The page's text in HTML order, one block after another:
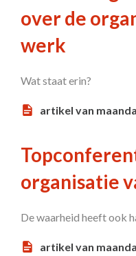
over de
werk
Wat staat erin?
artikel van
organisatie
De waarheid heeft ook
artikel van